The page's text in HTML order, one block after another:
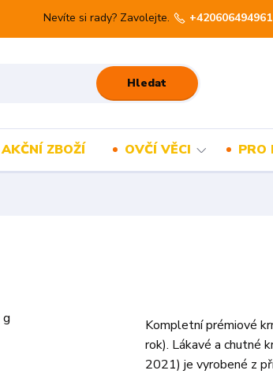
Hledat
Nevíte si rady? Zavolejte. +420606494961
AKČNÍ ZBOŽÍ OVČÍ VĚCI PRO
Kompletní prémiové
rok). Lákavé a chutné
2021) je vyrobené z